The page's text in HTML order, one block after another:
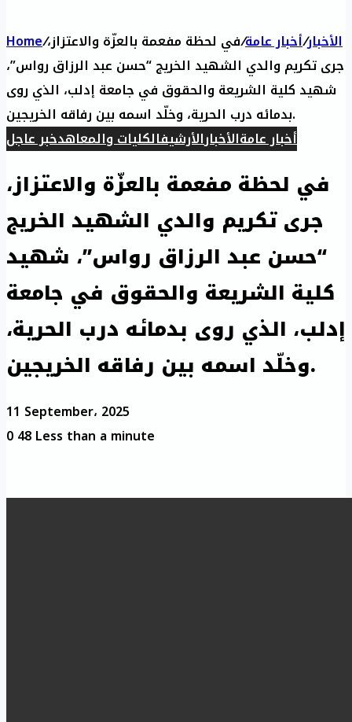
Home/ الأخبار/أخبار عامة/في لحظة مفعمة بالعزّة والاعتزاز،
جرى تكريم والدي الشهيد الخريج “حسن عبد الرزاق رواس”،
شهيد كلية الشريعة والحقوق في جامعة إدلب، الذي روى
بدمائه درب الحرية، وخلّد اسمه بين رفاقه الخريجين.
أخبار عامةالأخبارالأرشيفالكليات والمعاهدخبر عاجل
في لحظة مفعمة بالعزّة والاعتزاز،
جرى تكريم والدي الشهيد الخريج
“حسن عبد الرزاق رواس”، شهيد
كلية الشريعة والحقوق في جامعة
إدلب، الذي روى بدمائه درب الحرية،
وخلّد اسمه بين رفاقه الخريجين.
11 September، 2025
048Less than a minute